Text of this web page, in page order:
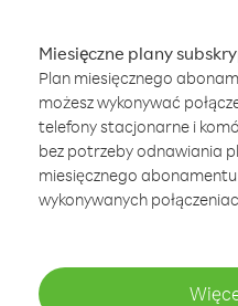
Miesięczne plany
Plan miesięcznego
możesz wykonywać
telefony stacjonarne i
bez potrzeby odnawiania
miesięcznego
wykonywanych